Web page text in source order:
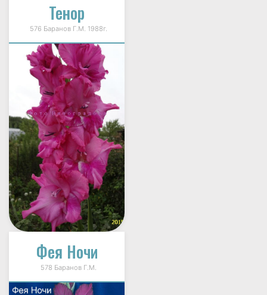
Тенор
576 Баранов Г.М. 1988г.
Фея Ночи
578 Баранов Г.М.